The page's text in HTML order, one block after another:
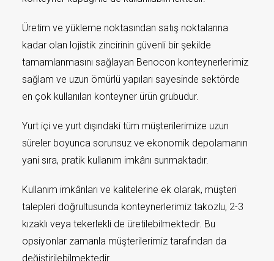
Üretim ve yükleme noktasından satış noktalarına
kadar olan lojistik zincirinin güvenli bir şekilde
tamamlanmasını sağlayan Benocon konteynerlerimiz
sağlam ve uzun ömürlü yapıları sayesinde sektörde
en çok kullanılan konteyner ürün grubudur.
Yurt içi ve yurt dışındaki tüm müşterilerimize uzun
süreler boyunca sorunsuz ve ekonomik depolamanın
yani sıra, pratik kullanım imkânı sunmaktadır.
Kullanım imkânları ve kalitelerine ek olarak, müşteri
talepleri doğrultusunda konteynerlerimiz takozlu, 2-3
kızaklı veya tekerlekli de üretilebilmektedir. Bu
opsiyonlar zamanla müşterilerimiz tarafından da
değiştirilebilmektedir.